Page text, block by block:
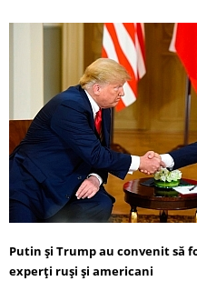
Putin și Trump au convenit să
experți ruși și americani